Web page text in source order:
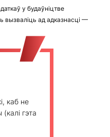
у будаўніцтве
вызваліць ад адказнасці —
каб не
гэта